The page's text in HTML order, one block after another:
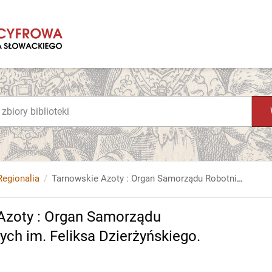
Tarnowskie Azoty : Organ Samorządu Robotniczego Zakładów Azotowych im. Feliksa Dzierżyńskiego. 1968, nr 2
: Organ Samorządu
im. Feliksa Dzierżyńskiego.